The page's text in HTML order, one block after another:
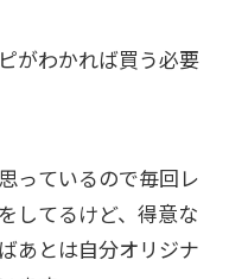
がわかれば買う必要
っているので毎回レ
してるけど、得意な
あとは自分オリジナ